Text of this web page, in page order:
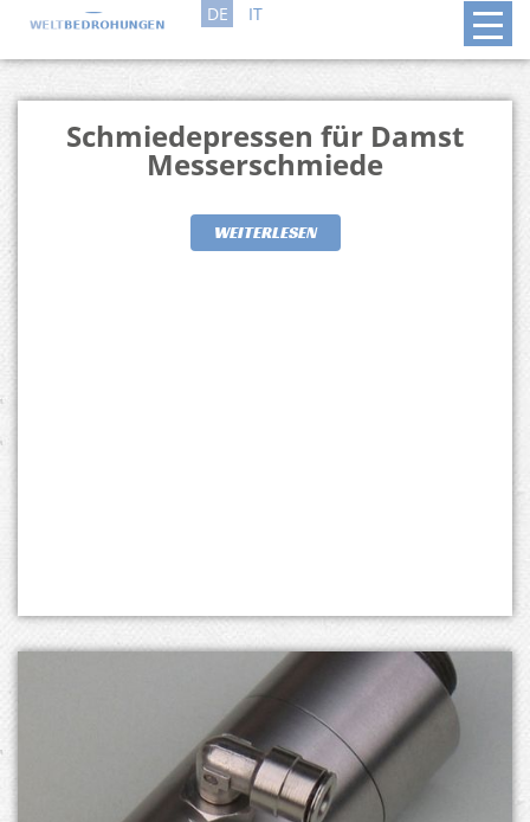
DE IT
Schmiedepressen für Damst
Messerschmiede
WEITERLESEN